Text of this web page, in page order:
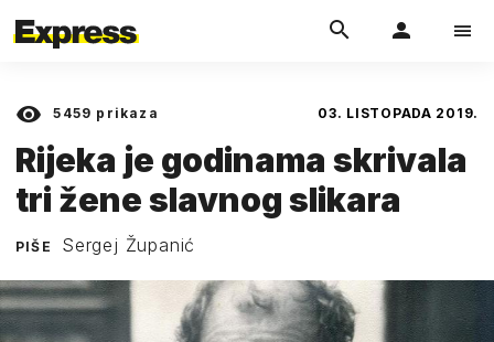
5459 prikaza 03. LISTOPADA 2019.
Rijeka je godinama skrivala
tri žene slavnog slikara
PIŠE Sergej Županić